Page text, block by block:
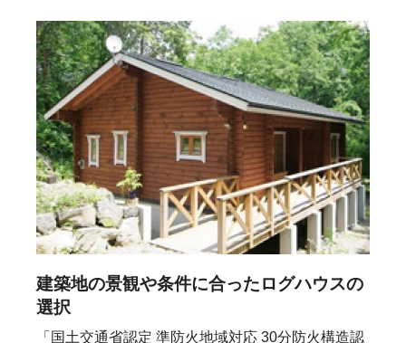
建築地の景観や条件に合ったログハウスの
選択
「国土交通省認定 準防火地域対応 30分防火構造認